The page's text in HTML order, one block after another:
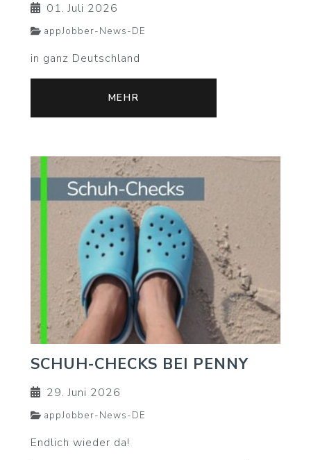
01. Juli 2026
appJobber-News-DE
in ganz Deutschland
MEHR
SCHUH-CHECKS BEI PENNY
29. Juni 2026
appJobber-News-DE
Endlich wieder da!